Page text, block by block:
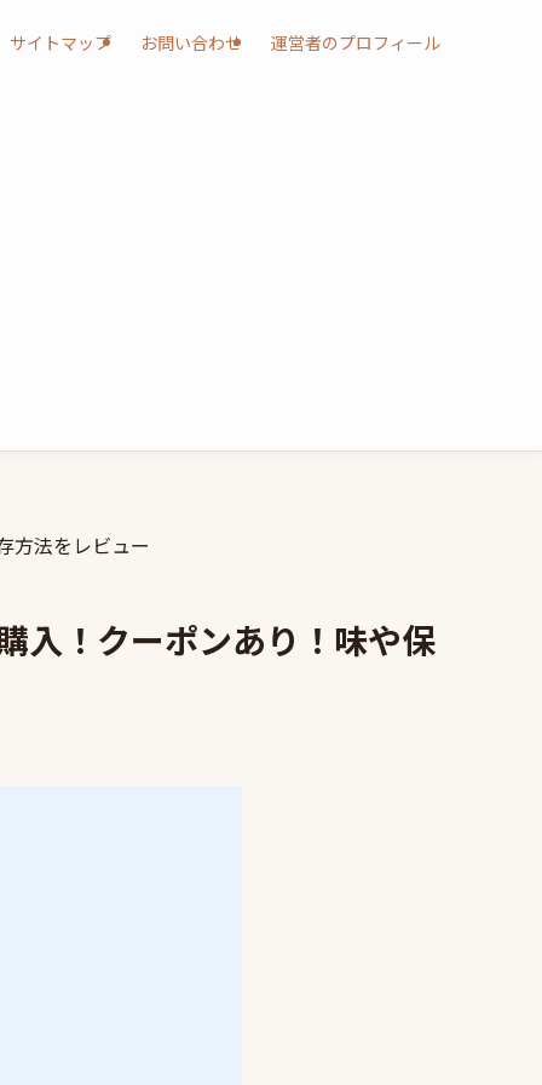
サイトマップ お問い合わせ 運営者のプロフィール
方法をレビュー
入！クーポンあり！味や保